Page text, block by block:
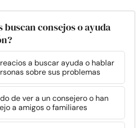
buscan consejos o ayuda
a buscar ayuda o hablar
sobre sus problemas
de ver a un consejero o han
a amigos o familiares